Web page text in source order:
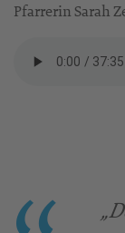
Pfarrerin Sarah